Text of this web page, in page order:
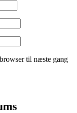
til næste gang